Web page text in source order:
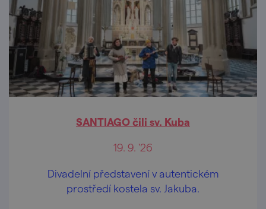
SANTIAGO čili sv. Kuba
19. 9. '26
Divadelní představení v autentickém
prostředí kostela sv. Jakuba.